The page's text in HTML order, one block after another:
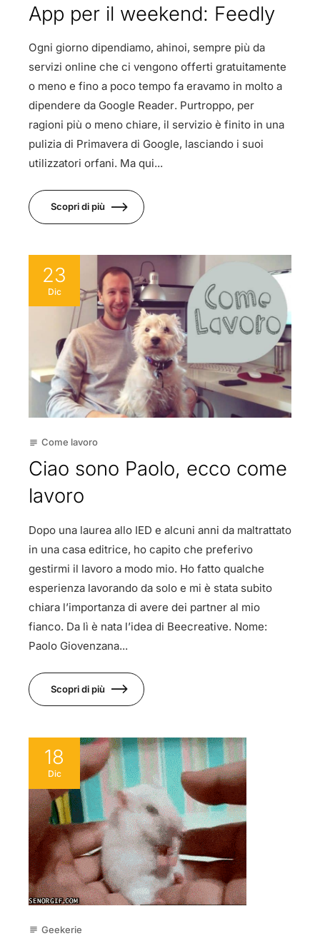
App per il weekend: Feedly
Ogni giorno dipendiamo, ahinoi, sempre più da
servizi online che ci vengono offerti gratuitamente
o meno e fino a poco tempo fa eravamo in molto a
dipendere da Google Reader. Purtroppo, per
ragioni più o meno chiare, il servizio è finito in una
pulizia di Primavera di Google, lasciando i suoi
utilizzatori orfani. Ma qui...
Scopri di più
23
Dic
subject Come lavoro
Ciao sono Paolo, ecco come
lavoro
Dopo una laurea allo IED e alcuni anni da maltrattato
in una casa editrice, ho capito che preferivo
gestirmi il lavoro a modo mio. Ho fatto qualche
esperienza lavorando da solo e mi è stata subito
chiara l’importanza di avere dei partner al mio
fianco. Da lì è nata l’idea di Beecreative. Nome:
Paolo Giovenzana...
Scopri di più
18
Dic
subject Geekerie